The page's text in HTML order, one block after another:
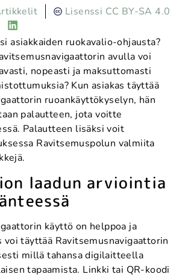
Lisenssi CC BY-SA 4.0
asiakkaiden ruokavalio-ohjausta?
avulla voi
nopeasti ja maksuttomasti
Kun asiakas täyttää
ruoankäyttökyselyn, hän
palautteen, jota voitte
Palautteen lisäksi voit
Ravitsemuspolun valmiita
laadun arviointia
käyttö on helppoa ja
voi täyttää Ravitsemusnavigaattorin
millä tahansa digilaitteella
tapaamista. Linkki tai QR-koodi